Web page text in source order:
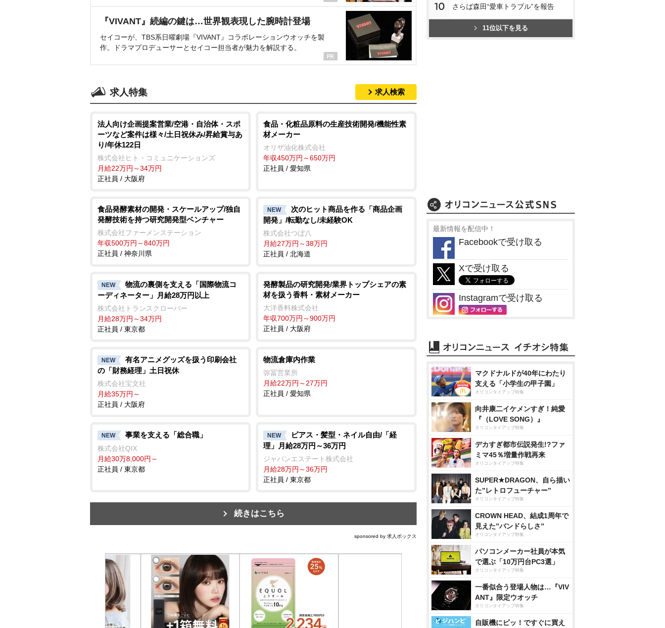
『VIVANT』続編の鍵は…世界観表現した腕時計登場
セイコーが、TBS系日曜劇場『VIVANT』コラボレーションウオッチを製
作。ドラマプロデューサーとセイコー担当者が魅力を解説する。
求人特集 求人検索
法人向け企画提案営業/空港・自治体・スポ
ーツなど案件は様々/土日祝休み/昇給賞与あ
り/年休122日
株式会社ヒト・コミュニケーションズ
月給22万円～34万円
正社員 / 大阪府
食品・化粧品原料の生産技術開発/機能性素
材メーカー
オリザ油化株式会社
年収450万円～650万円
正社員 / 愛知県
食品発酵素材の開発・スケールアップ/独自
発酵技術を持つ研究開発型ベンチャー
株式会社ファーメンステーション
年収500万円～840万円
正社員 / 神奈川県
NEW
次のヒット商品を作る「商品企画
開発」/転勤なし/未経験OK
株式会社つぼ八
月給27万円～38万円
正社員 / 北海道
NEW
物流の裏側を支える「国際物流コ
ーディネーター」月給28万円以上
株式会社トランスクローバー
月給28万円～34万円
正社員 / 東京都
発酵製品の研究開発/業界トップシェアの素
材を扱う香料・素材メーカー
大洋香料株式会社
年収700万円～900万円
正社員 / 大阪府
NEW
有名アニメグッズを扱う印刷会社
の「財務経理」土日祝休
株式会社宝文社
月給35万円～
正社員 / 大阪府
物流倉庫内作業
弥冨営業所
月給22万円～27万円
正社員 / 愛知県
NEW 事業を支える「総合職」
株式会社QIX
月給30万8,000円～
正社員 / 東京都
NEW
ピアス・髪型・ネイル自由/「経
理」月給28万円～36万円
ジャパンエステート株式会社
月給28万円～36万円
正社員 / 東京都
続きはこちら
sponsored by 求人ボックス
10 さらば森田“愛車トラブル”を報告
11位以下を見る
最新情報を配信中！
Facebookで受け取る
Xで受け取る
Instagramで受け取る
マクドナルドが40年にわたり
支える「小学生の甲子園」
オリコンタイアップ特集
向井康二イケメンすぎ！純愛
『（LOVE SONG）』
オリコンタイアップ特集
デカすぎ都市伝説発生!?ファ
ミマ45％増量作戦再来
オリコンタイアップ特集
SUPER★DRAGON、自ら描い
た”レトロフューチャー”
オリコンタイアップ特集
CROWN HEAD、結成1周年で
見えた”バンドらしさ”
オリコンタイアップ特集
パソコンメーカー社員が本気
で選ぶ「10万円台PC3選」
オリコンタイアップ特集
一番似合う登場人物は…『VIV
ANT』限定ウオッチ
オリコンタイアップ特集
自販機にピッ！ですぐに買え